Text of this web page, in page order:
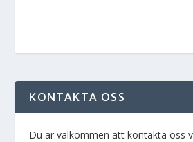
KONTAKTA OSS
Du är välkommen att kontakta oss